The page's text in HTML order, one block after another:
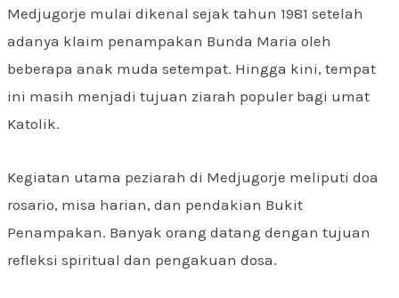
Medjugorje mulai dikenal sejak tahun 1981 setelah
adanya klaim penampakan Bunda Maria oleh
beberapa anak muda setempat. Hingga kini, tempat
ini masih menjadi tujuan ziarah populer bagi umat
Katolik.
Kegiatan utama peziarah di Medjugorje meliputi doa
rosario, misa harian, dan pendakian Bukit
Penampakan. Banyak orang datang dengan tujuan
refleksi spiritual dan pengakuan dosa.